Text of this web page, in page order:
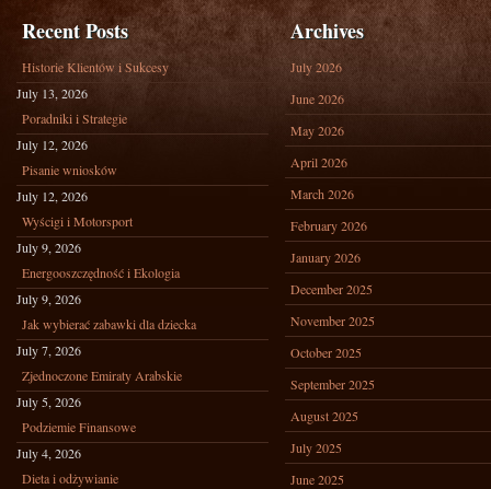
Recent Posts
Historie Klientów i Sukcesy
July 13, 2026
Poradniki i Strategie
July 12, 2026
Pisanie wniosków
July 12, 2026
Wyścigi i Motorsport
July 9, 2026
Energooszczędność i Ekologia
July 9, 2026
Jak wybierać zabawki dla dziecka
July 7, 2026
Zjednoczone Emiraty Arabskie
July 5, 2026
Podziemie Finansowe
July 4, 2026
Dieta i odżywianie
Archives
July 2026
June 2026
May 2026
April 2026
March 2026
February 2026
January 2026
December 2025
November 2025
October 2025
September 2025
August 2025
July 2025
June 2025